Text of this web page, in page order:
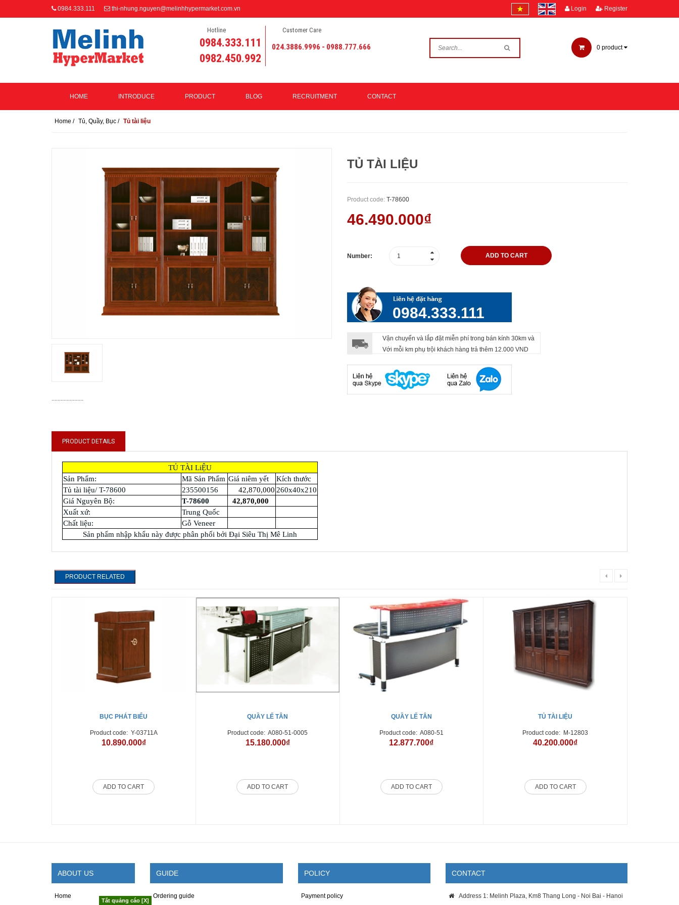
0984.333.111 thi-nhung.nguyen@melinhhypermarket.com.vn Login Register
Hotline
0984.333.111
0982.450.992
Customer Care
024.3886.9996 - 0988.777.666 0 product
HOME INTRODUCE PRODUCT BLOG RECRUITMENT CONTACT
Home / Tủ, Quầy, Bục / Tủ tài liệu
TỦ TÀI LIỆU
Product code: T-78600
46.490.000₫
Number: ADD TO CART
0984.333.111
Vận chuyển và lắp đặt miễn phí trong bán kính 30km và
Với mỗi km phụ trội khách hàng trả thêm 12.000 VND
.....................
PRODUCT DETAILS
TỦ TÀI LiỆU
Sản Phẩm:
Mã Sản Phẩm Giá niêm yết
Kích thước
Tủ tài liệu/ T-78600
235500156 42,870,000 260x40x210
Giá Nguyên Bộ:
T-78600
42,870,000
Xuất xứ:
Trung Quốc
Chất liệu:
Gỗ Veneer
Sản phẩm nhập khẩu này được phân phối bởi Đại Siêu Thị Mê Linh
PRODUCT RELATED
BỤC PHÁT BIỂU
Product code: Y-03711A
10.890.000₫
ADD TO CART
QUẦY LẾ TÂN
Product code:A080-51-0005
15.180.000₫
ADD TO CART
QUẦY LẾ TÂN
Product code: A080-51
12.877.700₫
ADD TO CART
TỦ TÀI LIỆU
Product code: M-12803
40.200.000₫
ADD TO CART
ABOUT US
Home
GUIDE
Ordering guide
POLICY
Payment policy
CONTACT
Address 1: Melinh Plaza, Km8 Thang Long - Noi Bai - Hanoi
Tắt quảng cáo [X]